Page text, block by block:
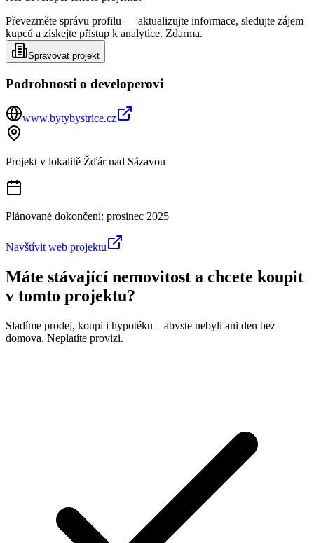
Převezměte správu profilu — aktualizujte informace, sledujte zájem
kupců a získejte přístup k analytice. Zdarma.
Spravovat projekt
Podrobnosti o developerovi
www.bytybystrice.cz
Projekt v lokalitě Žďár nad Sázavou
Plánované dokončení: prosinec 2025
Navštívit web projektu
Máte stávající nemovitost a chcete koupit
v tomto projektu?
Sladíme prodej, koupi i hypotéku – abyste nebyli ani den bez
domova. Neplatíte provizi.